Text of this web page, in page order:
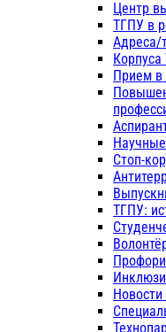
Центр
ТГПУ в
Адреса/
Прием
Стоп-
ТГПУ: